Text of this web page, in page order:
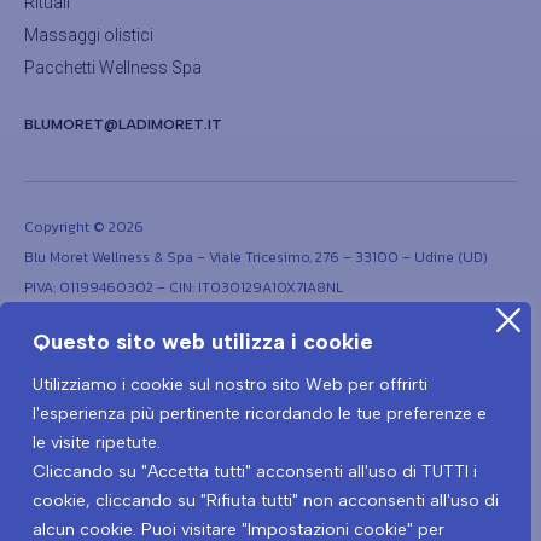
Questo sito web utilizza i cookie
Utilizziamo i cookie sul nostro sito Web per offrirti
l'esperienza più pertinente ricordando le tue preferenze e
le visite ripetute.
Cliccando su "Accetta tutti" acconsenti all'uso di TUTTI i
cookie, cliccando su "Rifiuta tutti" non acconsenti all'uso di
alcun cookie. Puoi visitare "Impostazioni cookie" per
Massaggi olistici
Pacchetti Wellness Spa
BLUMORET@LADIMORET.IT
Copyright © 2026
Blu Moret Wellness & Spa – Viale Tricesimo, 276 – 33100 – Udine (UD)
PIVA: 01199460302 – CIN: IT030129A1OX7IA8NL